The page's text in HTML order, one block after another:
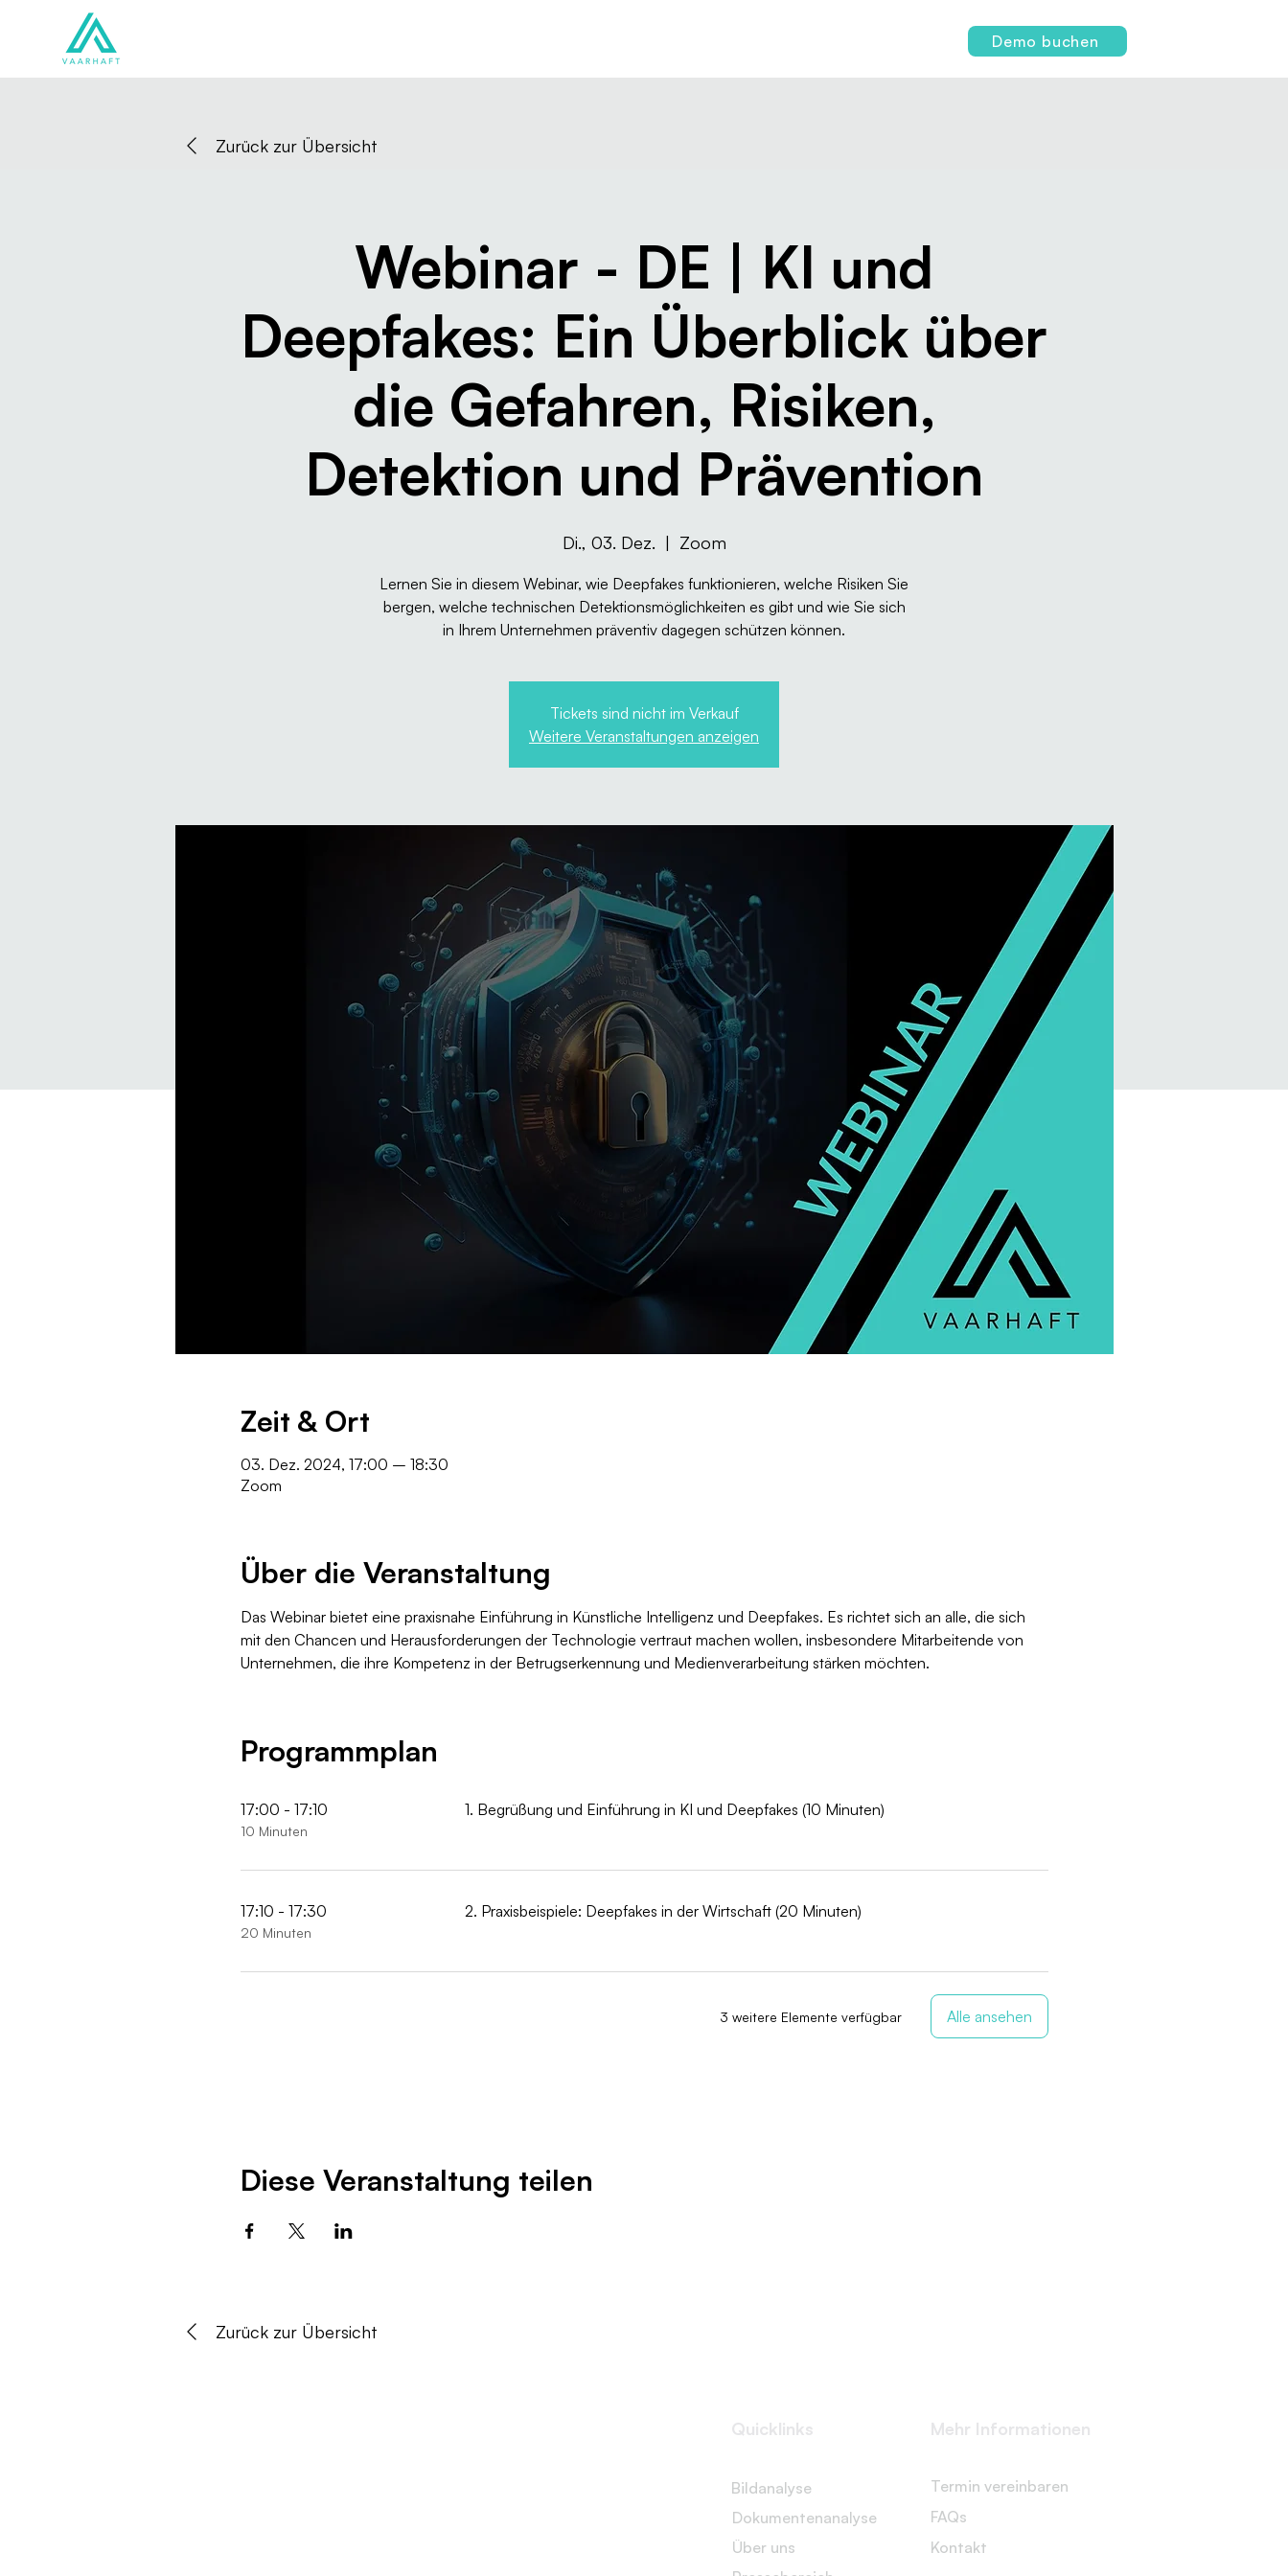
Demo buchen
Zurück zur Übersicht
Webinar - DE | KI und
Deepfakes: Ein Überblick über
die Gefahren, Risiken,
Detektion und Prävention
Di., 03. Dez.
  |
Zoom
Lernen Sie in diesem Webinar, wie Deepfakes funktionieren, welche Risiken Sie
bergen, welche technischen Detektionsmöglichkeiten es gibt und wie Sie sich
in Ihrem Unternehmen präventiv dagegen schützen können.
Tickets sind nicht im Verkauf
Weitere Veranstaltungen anzeigen
Zeit & Ort
03. Dez. 2024, 17:00 – 18:30
Zoom
Über die Veranstaltung
Das Webinar bietet eine praxisnahe Einführung in Künstliche Intelligenz und Deepfakes. Es richtet sich an alle, die sich
mit den Chancen und Herausforderungen der Technologie vertraut machen wollen, insbesondere Mitarbeitende von
Unternehmen, die ihre Kompetenz in der Betrugserkennung und Medienverarbeitung stärken möchten.
Programmplan
17:00 - 17:10
10 Minuten
1. Begrüßung und Einführung in KI und Deepfakes (10 Minuten)
17:10 - 17:30
20 Minuten
2. Praxisbeispiele: Deepfakes in der Wirtschaft (20 Minuten)
3 weitere Elemente verfügbar Alle ansehen
Diese Veranstaltung teilen
Zurück zur Übersicht
Quicklinks
Bildanalyse
Dokumentenanalyse
Über uns
Mehr Informationen
Termin vereinbaren
FAQs
Kontakt